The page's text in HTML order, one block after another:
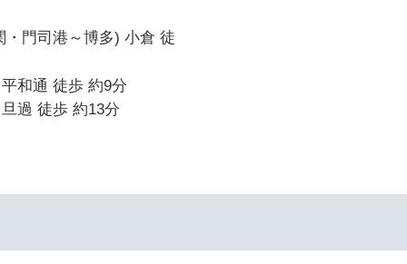
・門司港～博多) 小倉 徒
和通 徒歩 約9分
過 徒歩 約13分